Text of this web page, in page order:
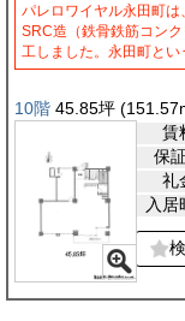
パレロワイヤル永田町
SRC造（鉄骨鉄筋コン
工しました。永田町と
10階 45.85坪 (151.57
賃
保
礼
入居